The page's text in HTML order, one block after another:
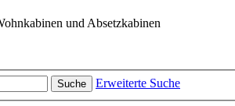
und Absetzkabinen
Suche Erweiterte Suche